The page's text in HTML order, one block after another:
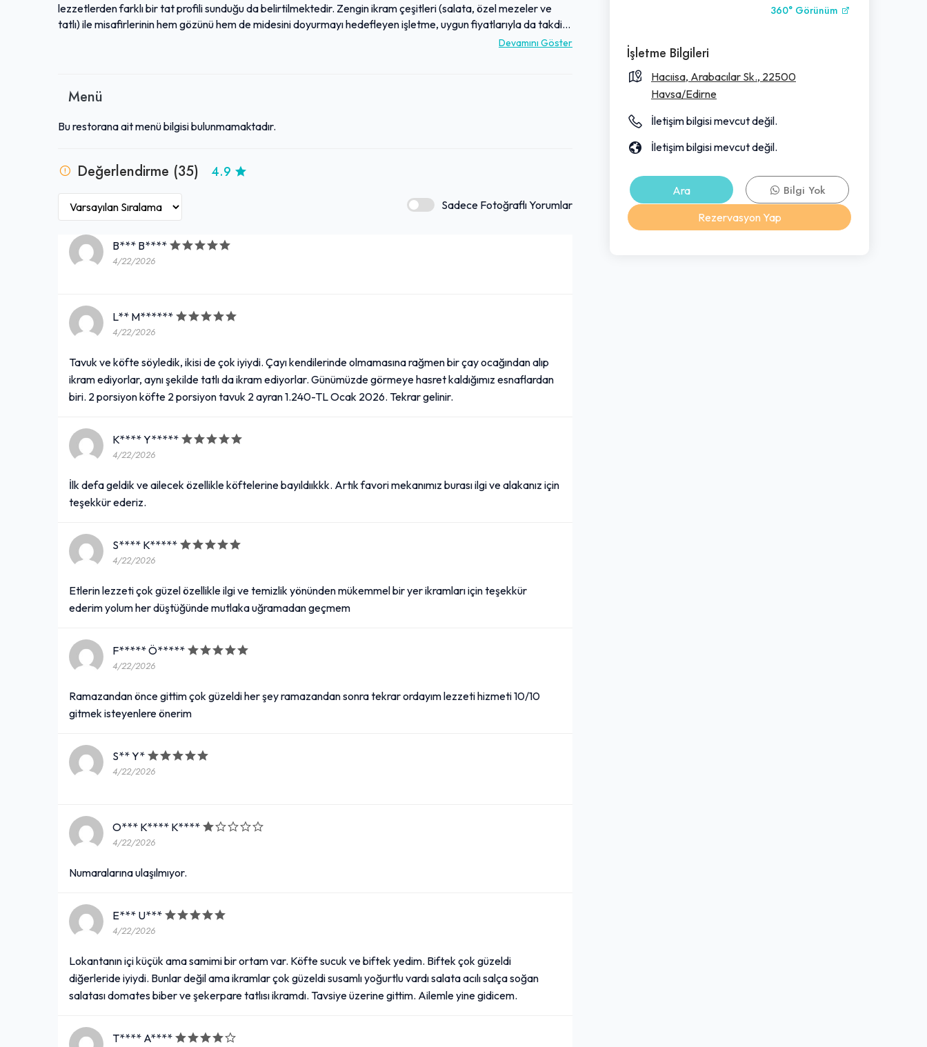
lezzetlerden farklı bir tat profili sunduğu da belirtilmektedir. Zengin ikram çeşitleri (salata, özel mezeler ve
tatlı) ile misafirlerinin hem gözünü hem de midesini doyurmayı hedefleyen işletme, uygun fiyatlarıyla da takdir
toplamaktadır. Samimi ve sıcak bir ortama sahip olan bu mekanda temizlik ve güler yüzlü hizmet daima ön
Devamını Göster
Menü
Bu restorana ait menü bilgisi bulunmamaktadır.
Değerlendirme (35) 4.9
Sadece Fotoğraflı Yorumlar
B*** B****
4/22/2026
L** M******
4/22/2026
Tavuk ve köfte söyledik, ikisi de çok iyiydi. Çayı kendilerinde olmamasına rağmen bir çay ocağından alıp
ikram ediyorlar, aynı şekilde tatlı da ikram ediyorlar. Günümüzde görmeye hasret kaldığımız esnaflardan
biri. 2 porsiyon köfte 2 porsiyon tavuk 2 ayran 1.240-TL Ocak 2026. Tekrar gelinir.
K**** Y*****
4/22/2026
İlk defa geldik ve ailecek özellikle köftelerine bayıldııkkk. Artık favori mekanımız burası ilgi ve alakanız için
teşekkür ederiz.
S**** K*****
4/22/2026
Etlerin lezzeti çok güzel özellikle ilgi ve temizlik yönünden mükemmel bir yer ikramları için teşekkür
ederim yolum her düştüğünde mutlaka uğramadan geçmem
F***** Ö*****
4/22/2026
Ramazandan önce gittim çok güzeldi her şey ramazandan sonra tekrar ordayım lezzeti hizmeti 10/10
gitmek isteyenlere önerim
S** Y*
4/22/2026
O*** K**** K****
4/22/2026
Numaralarına ulaşılmıyor.
E*** U***
4/22/2026
Lokantanın içi küçük ama samimi bir ortam var. Köfte sucuk ve biftek yedim. Biftek çok güzeldi
diğerleride iyiydi. Bunlar değil ama ikramlar çok güzeldi susamlı yoğurtlu vardı salata acılı salça soğan
salatası domates biber ve şekerpare tatlısı ikramdı. Tavsiye üzerine gittim. Ailemle yine gidicem.
T**** A****
360° Görünüm
İşletme Bilgileri
Hacıisa, Arabacılar Sk., 22500
Havsa/Edirne
İletişim bilgisi mevcut değil.
İletişim bilgisi mevcut değil.
Ara
Bilgi Yok
Rezervasyon Yap